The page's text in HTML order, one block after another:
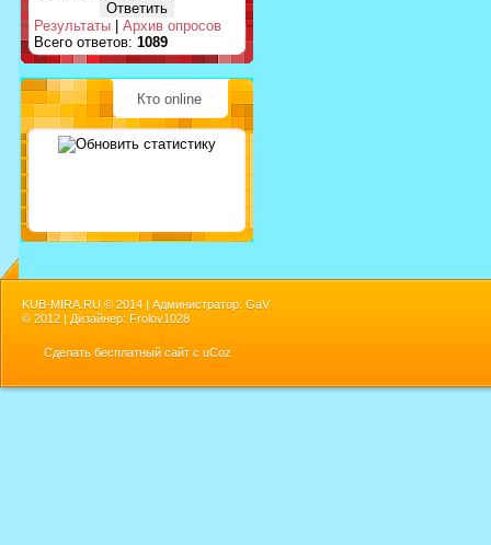
Результаты
Архив опросов
Всего ответов: 1089
Кто online
KUB-MIRA.RU © 2014 | Администратор: GaV
© 2012 | Дизайнер: Frolov1028
Сделать бесплатный сайт с uCoz